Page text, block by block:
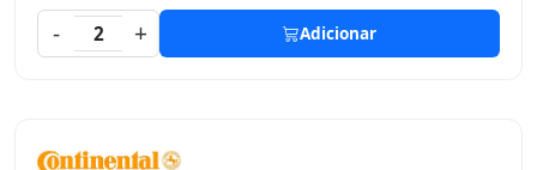
-
2 + Adicionar